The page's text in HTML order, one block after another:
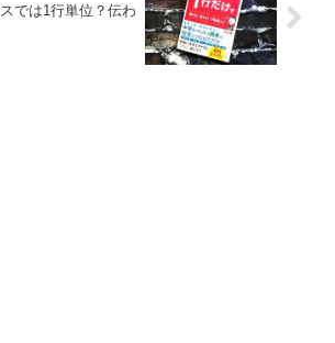
では1行単位？伝わ